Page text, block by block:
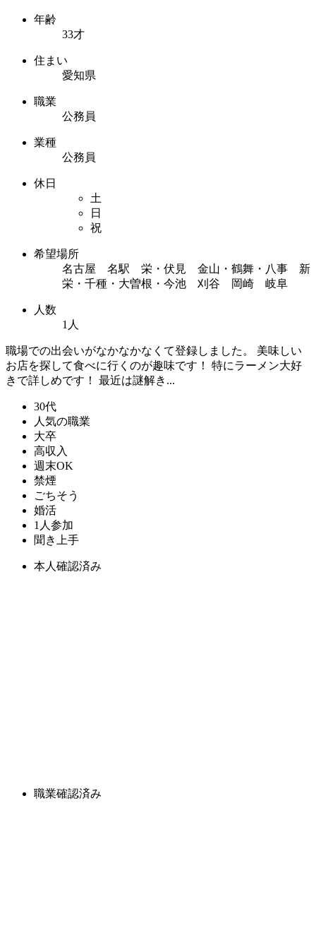
年齢
33才
住まい
愛知県
職業
公務員
業種
公務員
休日
土
日
祝
希望場所
名古屋 名駅 栄・伏見 金山・鶴舞・八事 新
栄・千種・大曽根・今池 刈谷 岡崎 岐阜
人数
1人
職場での出会いがなかなかなくて登録しました。 美味しい
お店を探して食べに行くのが趣味です！ 特にラーメン大好
きで詳しめです！ 最近は謎解き...
30代
人気の職業
大卒
高収入
週末OK
禁煙
ごちそう
婚活
1人参加
聞き上手
本人確認済み
職業確認済み